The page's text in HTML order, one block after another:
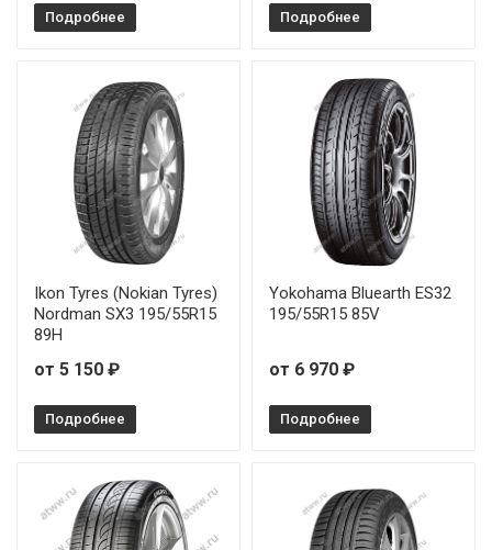
Подробнее Подробнее
Ikon Tyres (Nokian Tyres)
Nordman SX3 195/55R15
89H
от 5 150 ₽
Подробнее
Yokohama Bluearth ES32
195/55R15 85V
от 6 970 ₽
Подробнее